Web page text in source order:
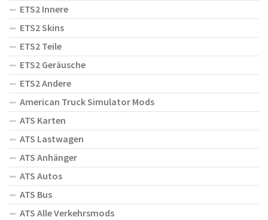
ETS2 Innere
ETS2 Skins
ETS2 Teile
ETS2 Geräusche
ETS2 Andere
American Truck Simulator Mods
ATS Karten
ATS Lastwagen
ATS Anhänger
ATS Autos
ATS Bus
ATS Alle Verkehrsmods